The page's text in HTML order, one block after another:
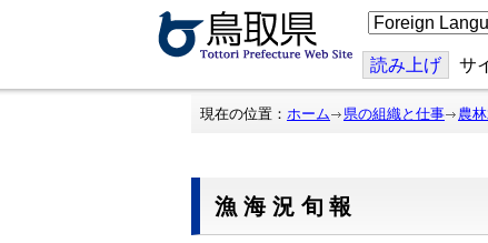
こ
の
ジ
を
翻
読み上げ サ
現在の位置： ホーム 県の組織と仕事 農
漁海況旬報